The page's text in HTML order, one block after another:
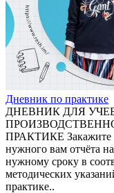
Дневник по практике
ДНЕВНИК ДЛЯ
ПРАКТИКЕ Закажите
нужного вам отчёта
нужному сроку в
методических
практике..